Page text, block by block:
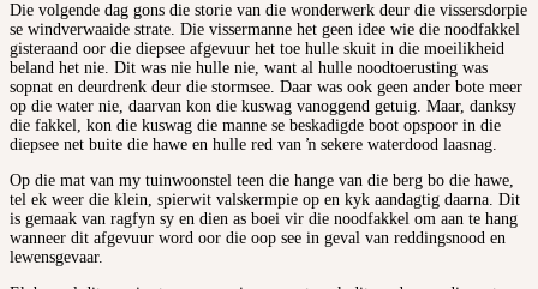
Die volgende dag gons die storie van die wonderwerk deur die vissersdorpie
se windverwaaide strate. Die vissermanne het geen idee wie die noodfakkel
gisteraand oor die diepsee afgevuur het toe hulle skuit in die moeilikheid
beland het nie. Dit was nie hulle nie, want al hulle noodtoerusting was
sopnat en deurdrenk deur die stormsee. Daar was ook geen ander bote meer
op die water nie, daarvan kon die kuswag vanoggend getuig. Maar, danksy
die fakkel, kon die kuswag die manne se beskadigde boot opspoor in die
diepsee net buite die hawe en hulle red van ŉ sekere waterdood laasnag.
Op die mat van my tuinwoonstel teen die hange van die berg bo die hawe,
tel ek weer die klein, spierwit valskermpie op en kyk aandagtig daarna. Dit
is gemaak van ragfyn sy en dien as boei vir die noodfakkel om aan te hang
wanneer dit afgevuur word oor die oop see in geval van reddingsnood en
lewensgevaar.